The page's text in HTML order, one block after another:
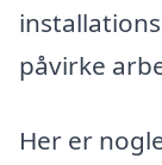
påvirke
Her er